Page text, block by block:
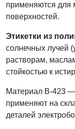
применяются для
поверхностей.
Этикетки из
солнечных лучей
растворам,
стойкостью к
Материал B-423
применяют на
деталей